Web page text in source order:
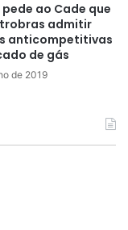
ao Cade que
admitir
anticompetitivas
de gás
de 2019